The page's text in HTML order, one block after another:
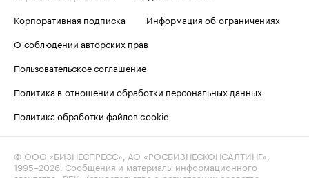
Корпоративная подписка
Информация об ограничениях
О соблюдении авторских прав
Пользовательское соглашение
Политика в отношении обработки персональных данных
Политика обработки файлов cookie
© ООО «БИЗНЕСПРЕСС», АО «РОСБИЗНЕСКОНСАЛТИНГ»,
1995–2026. Сообщения и материалы информационного